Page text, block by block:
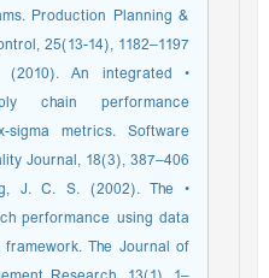
Production Planning &
25(13-14), 1182–1197.
(2010). An integrated
chain performance
sigma metrics. Software
Journal, 18(3), 387–406.
J. C. S. (2002). The
performance using data
framework. The Journal of